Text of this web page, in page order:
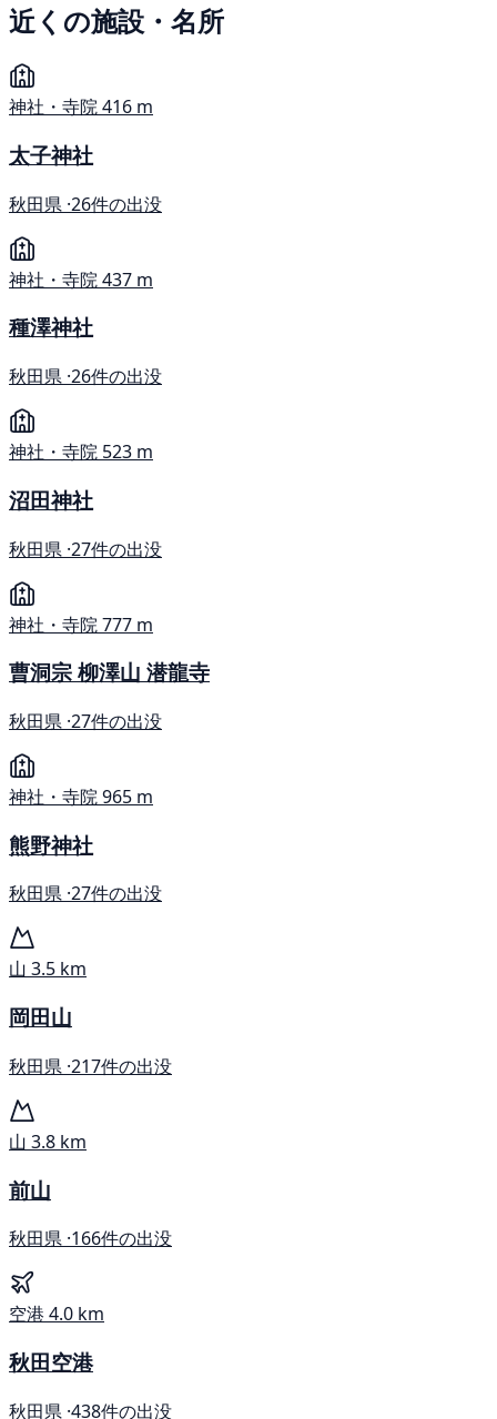
近くの施設・名所
神社・寺院416 m
太子神社
秋田県 ·26件の出没
神社・寺院437 m
種澤神社
秋田県 ·26件の出没
神社・寺院 523 m
沼田神社
秋田県 ·27件の出没
神社・寺院777 m
曹洞宗 柳澤山 潜龍寺
秋田県 ·27件の出没
神社・寺院965 m
熊野神社
秋田県 ·27件の出没
山 3.5 km
岡田山
秋田県 ·217件の出没
山 3.8 km
前山
秋田県 ·166件の出没
空港 4.0 km
秋田空港
秋田県 ·438件の出没